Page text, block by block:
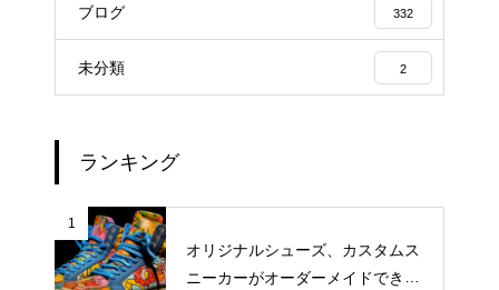
ブログ 332
未分類 2
ランキング
1
オリジナルシューズ、カスタムス
ニーカーがオーダーメイドできる